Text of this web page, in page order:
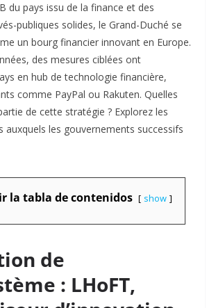
du pays issu de la finance et des
publiques solides, le Grand-Duché se
un bourg financier innovant en Europe.
des mesures ciblées ont
en hub de technologie financière,
comme PayPal ou Rakuten. Quelles
de cette stratégie ? Explorez les
auxquels les gouvernements successifs
la tabla de contenidos show
de
: LHoFT,